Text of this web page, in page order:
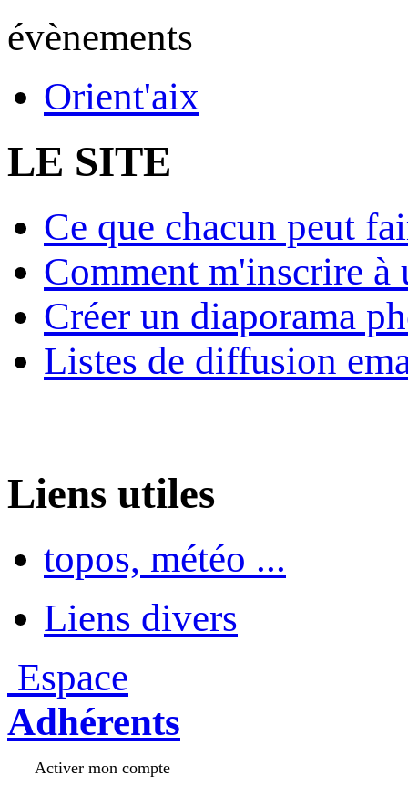
évènements
Orient'aix
LE SITE
Ce que chacun peut
Comment m'inscrire à
Créer un diaporama
Listes de diffusion
Liens utiles
topos, météo ...
Liens divers
Espace
Adhérents
Activer mon compte